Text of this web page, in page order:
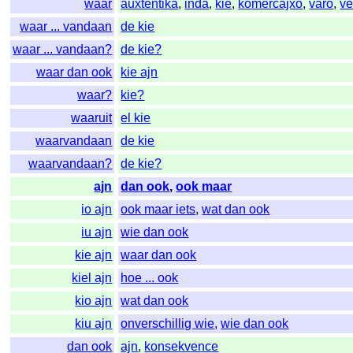
waar auxtentika, inda, kie, komercajxo,varo,
waar ... vandaan
de kie
waar ... vandaan?
de kie?
waar dan ook
kie ajn
waar?
kie?
waaruit
el kie
waarvandaan
de kie
waarvandaan?
de kie?
ajn
dan ook,ook maar
io ajn
ook maar iets,wat dan ook
iu ajn
wie dan ook
kie ajn
waar dan ook
kiel ajn
hoe ... ook
kio ajn
wat dan ook
kiu ajn
onverschillig wie,wie dan ook
dan ook
ajn, konsekvence